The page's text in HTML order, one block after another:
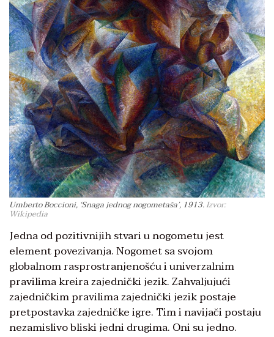
Umberto Boccioni, ‘Snaga jednog nogometaša’, 1913.Izvor:
Wikipedia
Jedna od pozitivnijih stvari u nogometu jest
element povezivanja. Nogomet sa svojom
globalnom rasprostranjenošću i univerzalnim
pravilima kreira zajednički jezik. Zahvaljujući
zajedničkim pravilima zajednički jezik postaje
pretpostavka zajedničke igre. Tim i navijači postaju
nezamislivo bliski jedni drugima. Oni su jedno.